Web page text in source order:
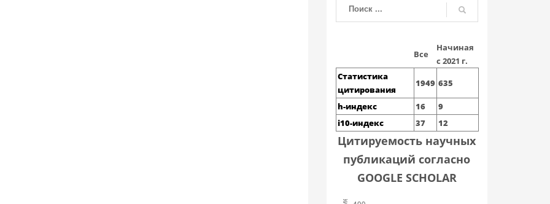
Все
Начиная
с 2021 г.
Статистика
цитирования
1949 635
h-индекс 16
9
i10-индекс
37 12
Цитируемость научных
публикаций согласно
GOOGLE SCHOLAR